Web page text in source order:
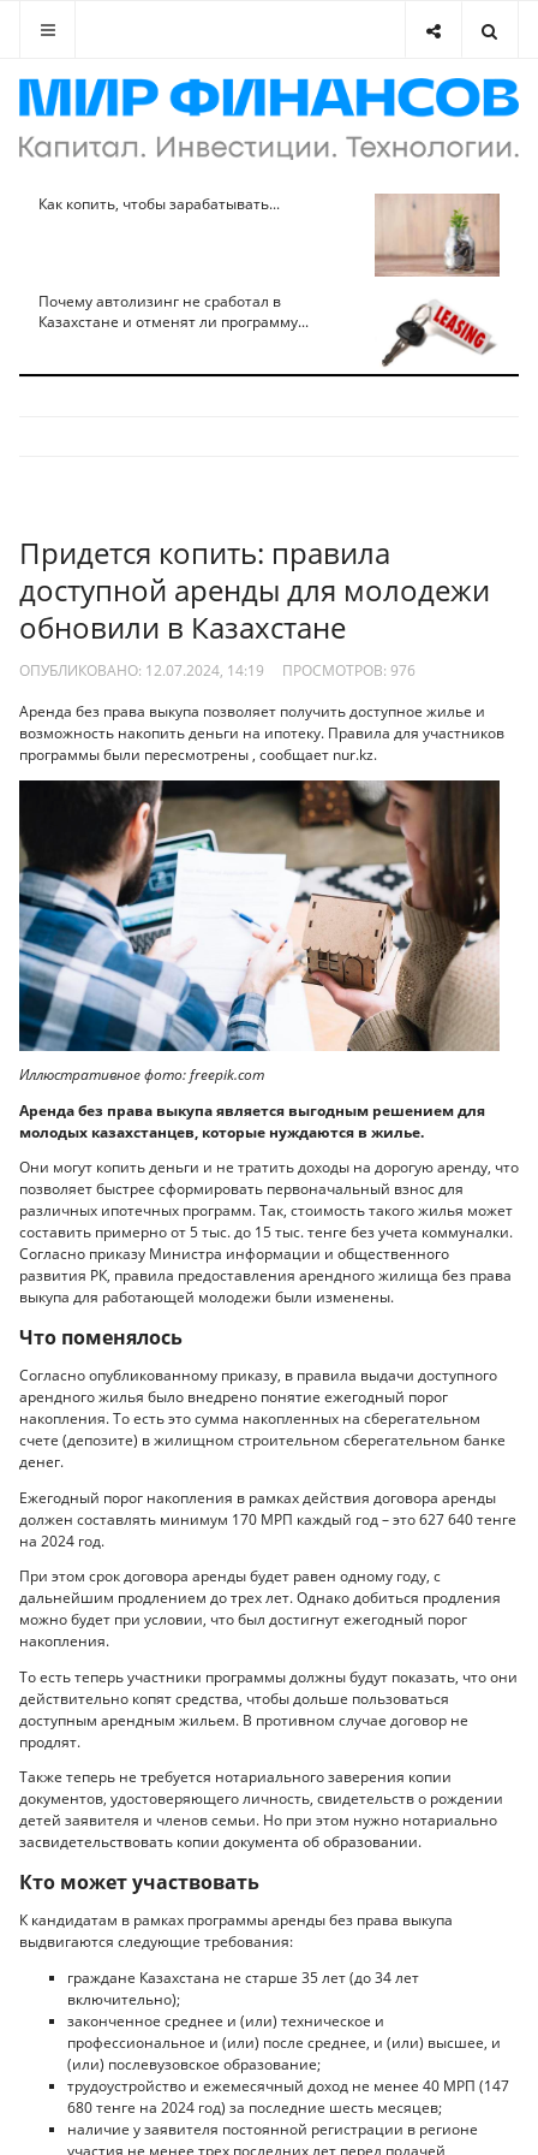
Как копить, чтобы зарабатывать...
Почему автолизинг не сработал в
Казахстане и отменят ли программу...
Придется копить: правила
доступной аренды для молодежи
обновили в Казахстане
ОПУБЛИКОВАНО: 12.07.2024, 14:19 ПРОСМОТРОВ: 976
Аренда без права выкупа позволяет получить доступное жилье и
возможность накопить деньги на ипотеку. Правила для участников
программы были пересмотрены , сообщает nur.kz.
Иллюстративное фото: freepik.com
Аренда без права выкупа является выгодным решением для
молодых казахстанцев, которые нуждаются в жилье.
Они могут копить деньги и не тратить доходы на дорогую аренду, что
позволяет быстрее сформировать первоначальный взнос для
различных ипотечных программ. Так, стоимость такого жилья может
составить примерно от 5 тыс. до 15 тыс. тенге без учета коммуналки.
Согласно приказу Министра информации и общественного
развития РК, правила предоставления арендного жилища без права
выкупа для работающей молодежи были изменены.
Что поменялось
Согласно опубликованному приказу, в правила выдачи доступного
арендного жилья было внедрено понятие ежегодный порог
накопления. То есть это сумма накопленных на сберегательном
счете (депозите) в жилищном строительном сберегательном банке
денег.
Ежегодный порог накопления в рамках действия договора аренды
должен составлять минимум 170 МРП каждый год – это 627 640 тенге
на 2024 год.
При этом срок договора аренды будет равен одному году, с
дальнейшим продлением до трех лет. Однако добиться продления
можно будет при условии, что был достигнут ежегодный порог
накопления.
То есть теперь участники программы должны будут показать, что они
действительно копят средства, чтобы дольше пользоваться
доступным арендным жильем. В противном случае договор не
продлят.
Также теперь не требуется нотариального заверения копии
документов, удостоверяющего личность, свидетельств о рождении
детей заявителя и членов семьи. Но при этом нужно нотариально
засвидетельствовать копии документа об образовании.
Кто может участвовать
К кандидатам в рамках программы аренды без права выкупа
выдвигаются следующие требования:
граждане Казахстана не старше 35 лет (до 34 лет
включительно);
законченное среднее и (или) техническое и
профессиональное и (или) после среднее, и (или) высшее, и
(или) послевузовское образование;
трудоустройство и ежемесячный доход не менее 40 МРП (147
680 тенге на 2024 год) за последние шесть месяцев;
наличие у заявителя постоянной регистрации в регионе
участия не менее трех последних лет перед подачей